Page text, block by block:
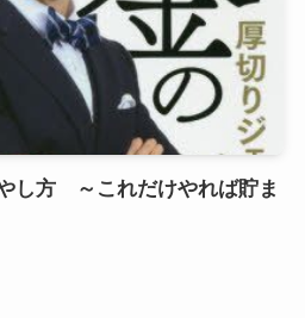
し方 ～これだけやれば貯ま